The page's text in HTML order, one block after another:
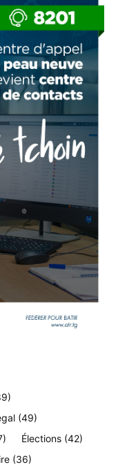
(49)
Élections (42)
(36)